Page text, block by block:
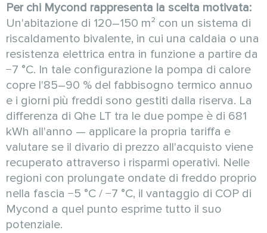
Per chi Mycond rappresenta la scelta motivata:
Un'abitazione di 120–150 m² con un sistema di
riscaldamento bivalente, in cui una caldaia o una
resistenza elettrica entra in funzione a partire da
−7 °C. In tale configurazione la pompa di calore
copre l'85–90 % del fabbisogno termico annuo
e i giorni più freddi sono gestiti dalla riserva. La
differenza di Qhe LT tra le due pompe è di 681
kWh all'anno — applicare la propria tariffa e
valutare se il divario di prezzo all'acquisto viene
recuperato attraverso i risparmi operativi. Nelle
regioni con prolungate ondate di freddo proprio
nella fascia −5 °C / −7 °C, il vantaggio di COP di
Mycond a quel punto esprime tutto il suo
potenziale.